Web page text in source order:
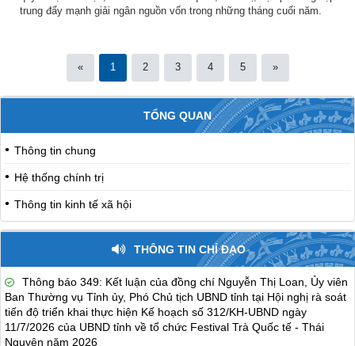
trung đẩy mạnh giải ngân nguồn vốn trong những tháng cuối năm.
« 1 2 3 4 5 »
TỔNG QUAN
Thông tin chung
Hệ thống chính trị
Thông tin kinh tế xã hội
THÔNG TIN CHỈ ĐẠO
Thông báo 349: Kết luận của đồng chí Nguyễn Thị Loan, Ủy viên
Ban Thường vụ Tỉnh ủy, Phó Chủ tịch UBND tỉnh tại Hội nghị rà soát
tiến độ triển khai thực hiện Kế hoạch số 312/KH-UBND ngày
11/7/2026 của UBND tỉnh về tổ chức Festival Trà Quốc tế - Thái
Nguyên năm 2026